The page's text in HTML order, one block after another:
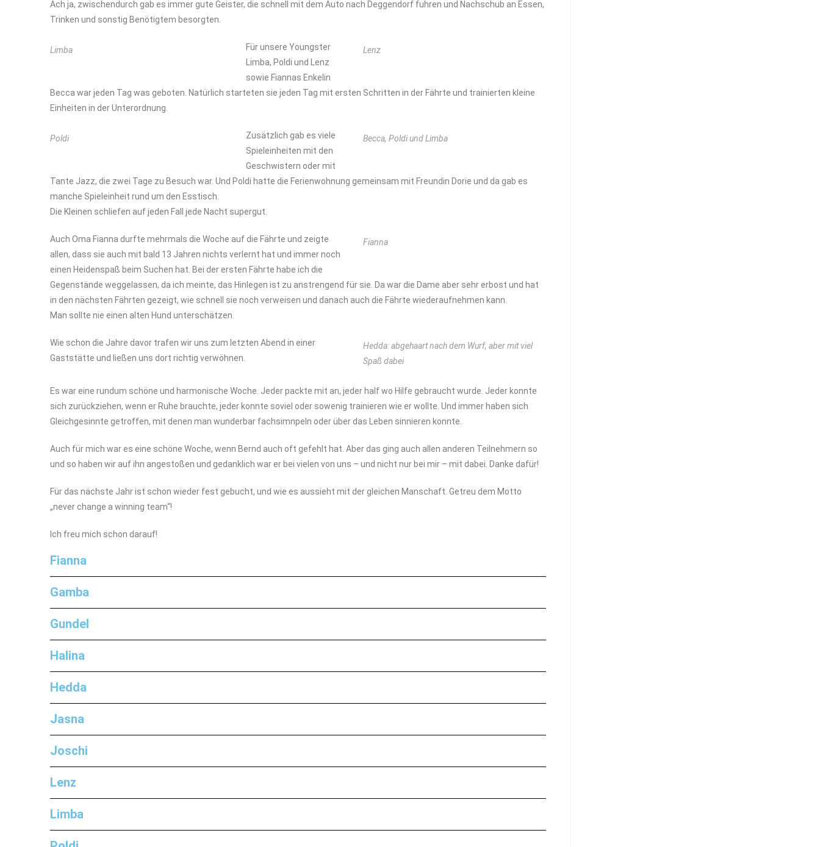
Ach ja, zwischendurch gab es immer gute Geister, die schnell mit dem Auto nach Deggendorf fuhren und Nachschub an Essen,
Trinken und sonstig Benötigtem besorgten.
Lenz
Limba
Für unsere Youngster
Limba, Poldi und Lenz
sowie Fiannas Enkelin
Becca war jeden Tag was geboten. Natürlich starteten sie jeden Tag mit ersten Schritten in der Fährte und trainierten kleine
Einheiten in der Unterordnung.
Poldi Becca, Poldi und Limba
Zusätzlich gab es viele
Spieleinheiten mit den
Geschwistern oder mit
Tante Jazz, die zwei Tage zu Besuch war. Und Poldi hatte die Ferienwohnung gemeinsam mit Freundin Dorie und da gab es
manche Spieleinheit rund um den Esstisch.
Die Kleinen schliefen auf jeden Fall jede Nacht supergut.
Fianna
Auch Oma Fianna durfte mehrmals die Woche auf die Fährte und zeigte
allen, dass sie auch mit bald 13 Jahren nichts verlernt hat und immer noch
einen Heidenspaß beim Suchen hat. Bei der ersten Fährte habe ich die
Gegenstände weggelassen, da ich meinte, das Hinlegen ist zu anstrengend für sie. Da war die Dame aber sehr erbost und hat
in den nächsten Fährten gezeigt, wie schnell sie noch verweisen und danach auch die Fährte wiederaufnehmen kann.
Man sollte nie einen alten Hund unterschätzen.
Hedda: abgehaart nach dem Wurf, aber mit viel
Spaß dabei
Wie schon die Jahre davor trafen wir uns zum letzten Abend in einer
Gaststätte und ließen uns dort richtig verwöhnen.
Es war eine rundum schöne und harmonische Woche. Jeder packte mit an, jeder half wo Hilfe gebraucht wurde. Jeder konnte
sich zurückziehen, wenn er Ruhe brauchte, jeder konnte soviel oder sowenig trainieren wie er wollte. Und immer haben sich
Gleichgesinnte getroffen, mit denen man wunderbar fachsimnpeln oder über das Leben sinnieren konnte.
Auch für mich war es eine schöne Woche, wenn Bernd auch oft gefehlt hat. Aber das ging auch allen anderen Teilnehmern so
und so haben wir auf ihn angestoßen und gedanklich war er bei vielen von uns – und nicht nur bei mir – mit dabei. Danke dafür!
Für das nächste Jahr ist schon wieder fest gebucht, und wie es aussieht mit der gleichen Manschaft. Getreu dem Motto
„never change a winning team“!
Ich freu mich schon darauf!
Fianna
Gamba
Gundel
Halina
Hedda
Jasna
Joschi
Lenz
Limba